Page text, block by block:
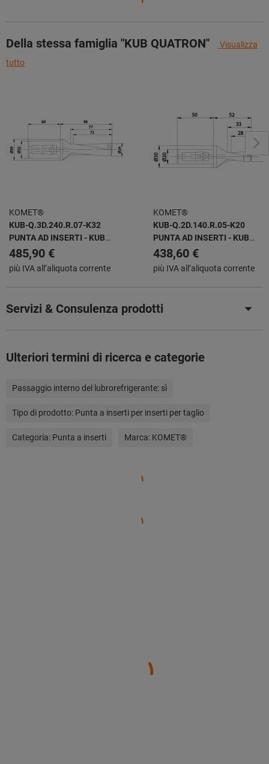
Della stessa famiglia "KUB QUATRON"
Visualizza
tutto
KOMET®
KUB-Q.3D.240.R.07-K32
PUNTA AD INSERTI - KUB
QUATRON
485,90 €
più IVA all’aliquota corrente
KOMET®
KUB-Q.2D.140.R.05-K20
PUNTA AD INSERTI - KUB
QUATRON
438,60 €
più IVA all’aliquota corrente
Servizi & Consulenza prodotti
Ulteriori termini di ricerca e categorie
Passaggio interno del lubrorefrigerante: sì
Tipo di prodotto: Punta a inserti per inserti per taglio
Categoria: Punta a inserti Marca: KOMET®